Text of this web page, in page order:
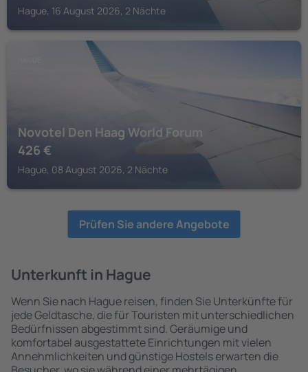
Hague, 16 August 2026, 2 Nächte
Novotel Den Haag World Forum
426 €
Hague, 08 August 2026, 2 Nächte
Prüfen Sie andere Angebote
Unterkunft in Hague
Wenn Sie nach Hague reisen, finden Sie Unterkünfte für
jede Geldtasche, die für Touristen mit unterschiedlichen
Bedürfnissen abgestimmt sind. Geräumige und
komfortabel ausgestattete Einrichtungen mit vielen
Annehmlichkeiten und günstige Hostels erwarten die